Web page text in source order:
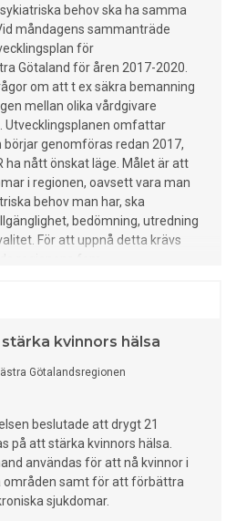
behov ska ha samma
måndagens sammanträde
för
Götaland för åren 2017-2020.
om att t ex säkra bemanning
mellan olika vårdgivare
omfattar
genomföras redan 2017,
ha nått önskat läge. Målet är att
i regionen, oavsett vara man
behov man har, ska
bedömning, utredning
För att uppnå detta krävs
vilket kräver att alla vakanser
kvinnors hälsa
Götalandsregionen
beslutade att drygt 21
på att stärka kvinnors hälsa.
användas för att nå kvinnor i
områden samt för att förbättra
sjukdomar.